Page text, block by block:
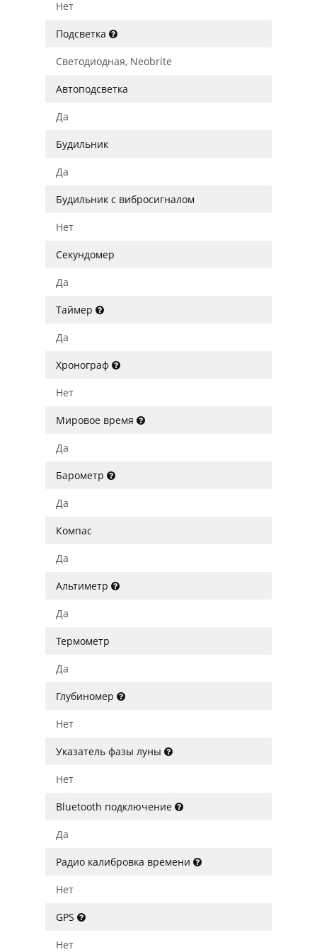
Нет
Подсветка
Светодиодная, Neobrite
Автоподсветка
Да
Будильник
Да
Будильник с вибросигналом
Нет
Секундомер
Да
Таймер
Да
Хронограф
Нет
Мировое время
Да
Барометр
Да
Компас
Да
Альтиметр
Да
Термометр
Да
Глубиномер
Нет
Указатель фазы луны
Нет
Bluetooth подключение
Да
Радио калибровка времени
Нет
GPS
Нет